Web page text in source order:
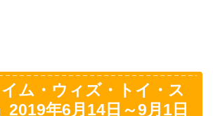
イム・ウィズ・トイ・ス
2019年6月14日～9月1日